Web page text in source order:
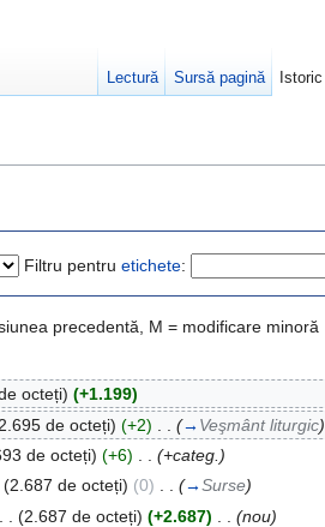
Filtru pentru etichete:
precedentă, M = modificare minoră
octeți) (+1.199)
de octeți) (+2) (→ Veşmânt liturgic)
de octeți) (+6)
(+categ.)
(2.687 de octeți) (0) . . (→Surse)
(2.687 de octeți) (+2.687) (nou)
Lectură Sursă pagină Istoric